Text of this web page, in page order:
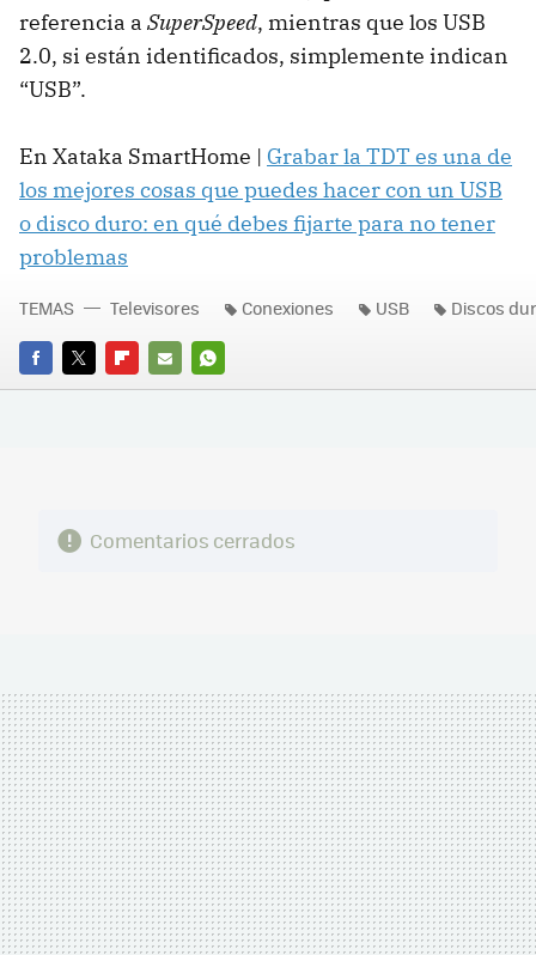
referencia a SuperSpeed, mientras que los USB
2.0, si están identificados, simplemente indican
“USB”.
En Xataka SmartHome | Grabar la TDT es una de
los mejores cosas que puedes hacer con un USB
o disco duro: en qué debes fijarte para no tener
problemas
FACEBOOK
TWITTERFLIPBOARD
E-
WHATSAPP
TEMAS Televisores Conexiones USB Discos
Comentarios cerrados